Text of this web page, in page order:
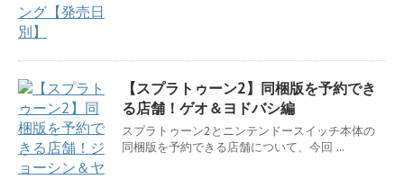
【スプラトゥーン2】同梱版を予約でき
る店舗！ゲオ＆ヨドバシ編
スプラトゥーン2とニンテンドースイッチ本体の
同梱版を予約できる店舗について、今回 ...